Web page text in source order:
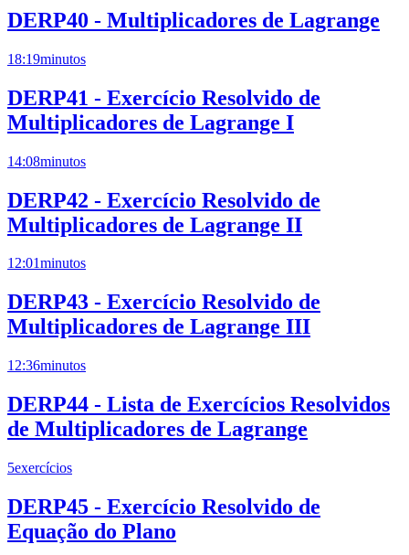
DERP40 - Multiplicadores de Lagrange
18:19minutos
DERP41 - Exercício Resolvido de
Multiplicadores de Lagrange I
14:08minutos
DERP42 - Exercício Resolvido de
Multiplicadores de Lagrange II
12:01minutos
DERP43 - Exercício Resolvido de
Multiplicadores de Lagrange III
12:36minutos
DERP44 - Lista de Exercícios Resolvidos
de Multiplicadores de Lagrange
5exercícios
DERP45 - Exercício Resolvido de
Equação do Plano